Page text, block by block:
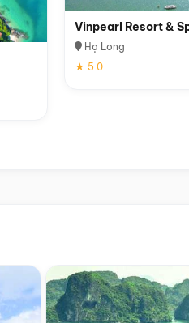
Vinpearl Resort &
Hạ Long
★ 5.0